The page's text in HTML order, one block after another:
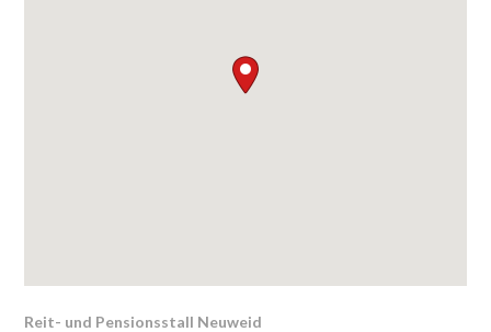
Reit- und Pensionsstall Neuweid